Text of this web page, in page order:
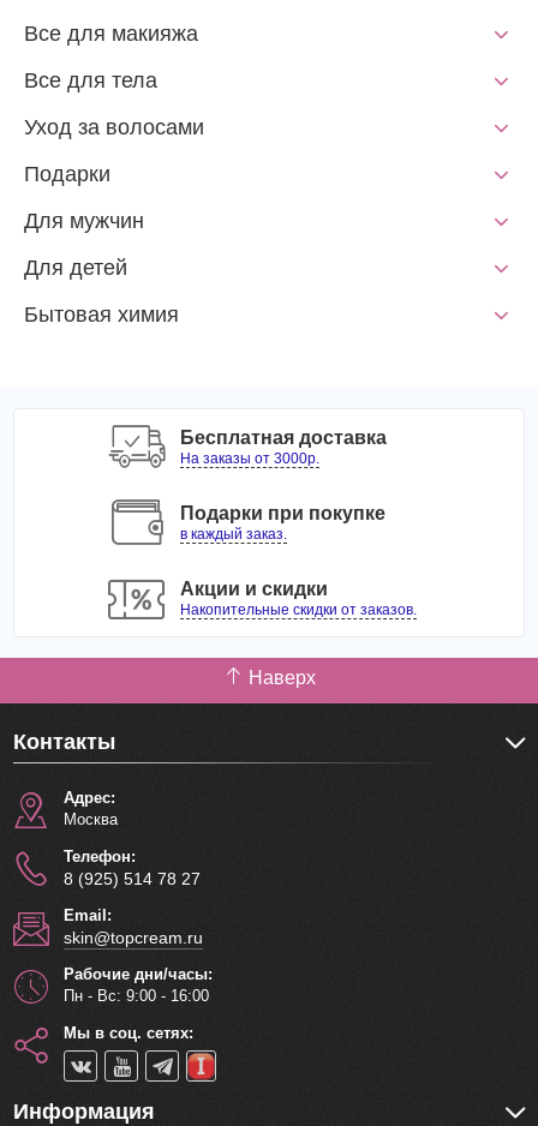
Все для макияжа
Все для тела
Уход за волосами
Подарки
Для мужчин
Для детей
Бытовая химия
Бесплатная доставка
На заказы от 3000р.
Подарки при покупке
в каждый заказ.
Акции и скидки
Накопительные скидки от заказов.
Наверх
Контакты
Адрес:
Москва
Телефон:
8 (925) 514 78 27
Email:
skin@topcream.ru
Рабочие дни/часы:
Пн - Вс: 9:00 - 16:00
Мы в соц. сетях:
Информация